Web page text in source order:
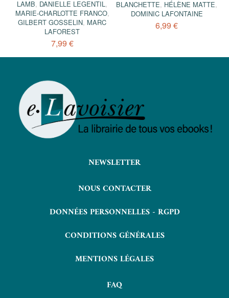
LAMB, DANIELLE LEGENTIL,
MARIE-CHARLOTTE FRANCO,
GILBERT GOSSELIN, MARC
LAFOREST
7,99 €
BLANCHETTE, HÉLÈNE MATTE,
DOMINIC LAFONTAINE
6,99 €
NEWSLETTER
NOUS CONTACTER
DONNÉES PERSONNELLES - RGPD
CONDITIONS GÉNÉRALES
MENTIONS LÉGALES
FAQ